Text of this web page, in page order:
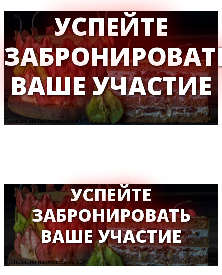
УСПЕЙТЕ
ВАШЕ УЧАСТИЕ
Трансляция наполнена на 86%
УСПЕЙТЕ
ЗАБРОНИРОВАТЬ
ВАШЕ УЧАСТИЕ
Трансляция наполнена на 83%